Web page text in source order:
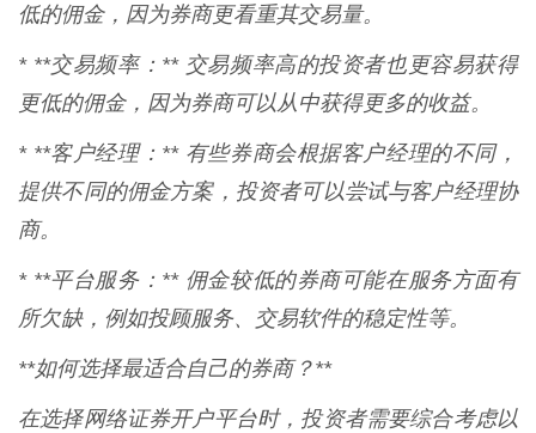
低的佣金，因为券商更看重其交易量。
* **交易频率：** 交易频率高的投资者也更容易获得
更低的佣金，因为券商可以从中获得更多的收益。
* **客户经理：** 有些券商会根据客户经理的不同，
提供不同的佣金方案，投资者可以尝试与客户经理协
商。
* **平台服务：** 佣金较低的券商可能在服务方面有
所欠缺，例如投顾服务、交易软件的稳定性等。
**如何选择最适合自己的券商？**
在选择网络证券开户平台时，投资者需要综合考虑以